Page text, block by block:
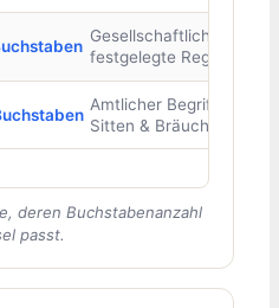
Gesellschaftlich
festgelegte Regeln
Amtlicher Begriff für
Sitten & Bräuche
deren Buchstabenanzahl
passt.